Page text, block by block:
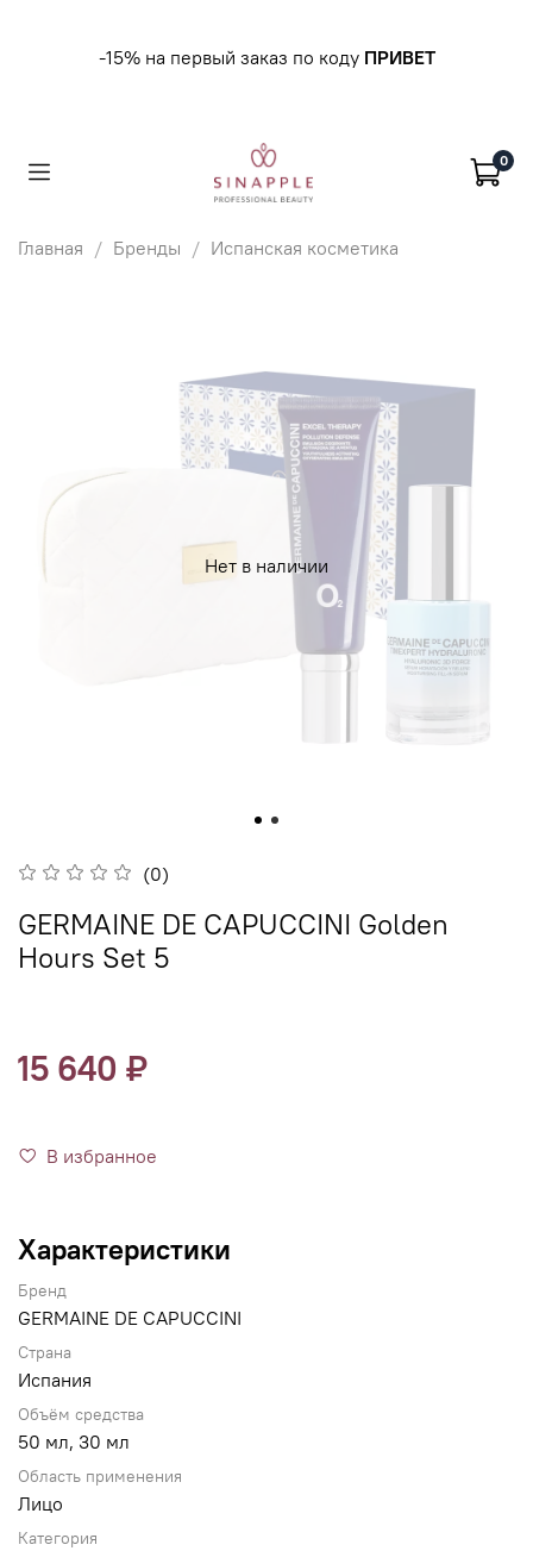
-15% на первый заказ по коду ПРИВЕТ
0
Главная Бренды Испанская косметика
Нет в наличии
(0)
GERMAINE DE CAPUCCINI Golden
Hours Set 5
15 640 ₽
В избранное
Характеристики
Бренд
GERMAINE DE CAPUCCINI
Страна
Испания
Объём средства
50 мл, 30 мл
Область применения
Лицо
Категория